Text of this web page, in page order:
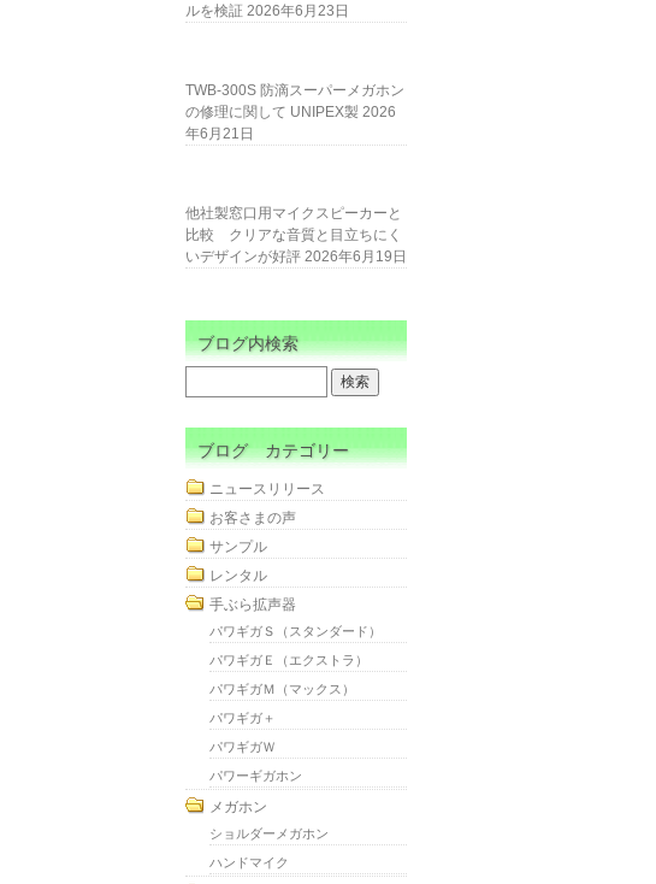
ルを検証 2026年6月23日
TWB-300S 防滴スーパーメガホン
の修理に関して UNIPEX製 2026
年6月21日
他社製窓口用マイクスピーカーと
比較 クリアな音質と目立ちにく
いデザインが好評 2026年6月19日
ブログ内検索
ブログ カテゴリー
ニュースリリース
お客さまの声
サンプル
レンタル
手ぶら拡声器
パワギガＳ（スタンダード）
パワギガＥ（エクストラ）
パワギガＭ（マックス）
パワギガ＋
パワギガＷ
パワーギガホン
メガホン
ショルダーメガホン
ハンドマイク